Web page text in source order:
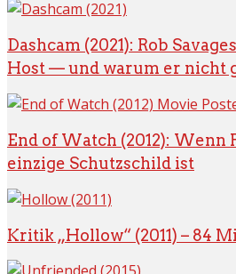
Dashcam (2021): Rob
Host — und warum er nicht
End of Watch (2012): Wenn
einzige Schutzschild ist
Kritik „Hollow“ (2011) – 84